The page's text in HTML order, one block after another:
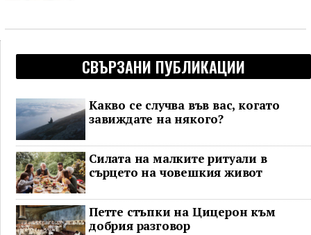
СВЪРЗАНИ ПУБЛИКАЦИИ
Какво се случва във вас, когато
завиждате на някого?
Силата на малките ритуали в
сърцето на човешкия живот
Петте стъпки на Цицерон към
добрия разговор